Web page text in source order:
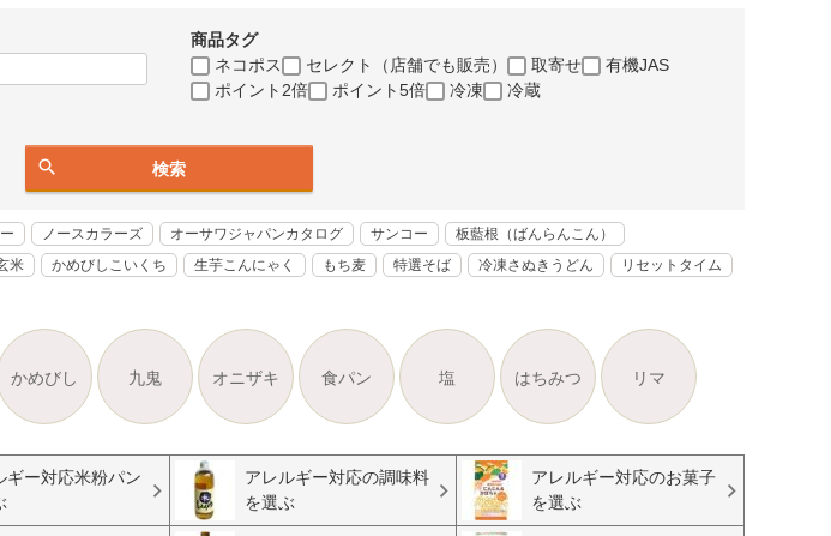
商品タグ
ネコポス
セレクト（店舗でも販売） 取寄せ
有機JAS
ポイント2倍
ポイント5倍 冷凍 冷蔵
検索
ノースカラーズ オーサワジャパンカタログ サンコー
板藍根（ばんらんこん）
米 かめびしこいくち 生芋こんにゃく もち麦 特選そば 冷凍さぬきうどん
リセットタイム
かめびし 九鬼 オニザキ 食パン 塩 はちみつ リマ
ギー対応米粉パン
アレルギー対応の調味料
を選ぶ
アレルギー対応のお菓子
を選ぶ